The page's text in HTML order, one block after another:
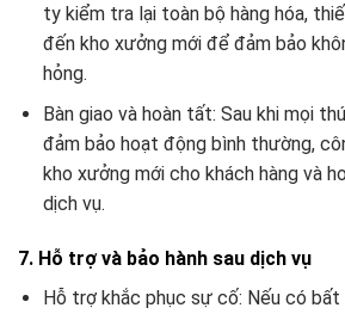
ty kiểm tra lại toàn bộ hàng hóa,
đến kho xưởng mới để đảm bảo
hỏng.
Bàn giao và hoàn tất: Sau khi mọi
đảm bảo hoạt động bình thường,
kho xưởng mới cho khách hàng và
dịch vụ.
7. Hỗ trợ và bảo hành sau dịch vụ
Hỗ trợ khắc phục sự cố: Nếu có